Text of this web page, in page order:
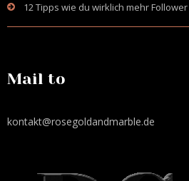
12 Tipps wie du wirklich mehr
Mail to
kontakt@rosegoldandmarble.de